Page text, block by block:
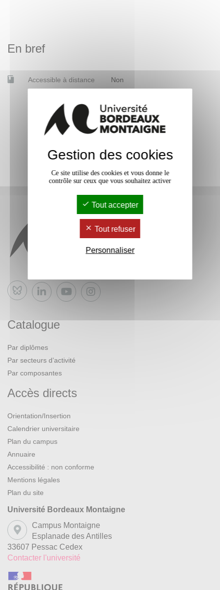
En bref
Accessible à distance Non
Bluesky
Catalogue
Par diplômes
Par secteurs d’activité
Par composantes
Accès directs
Orientation/Insertion
Calendrier universitaire
Plan du campus
Annuaire
Accessibilité : non conforme
Mentions légales
Plan du site
Université Bordeaux Montaigne
Campus Montaigne
Esplanade des Antilles
33607 Pessac Cedex
Contacter l'université
Gestion des cookies
Ce site utilise des cookies et vous donne le
contrôle sur ceux que vous souhaitez activer
Tout accepter
Tout refuser
Personnaliser